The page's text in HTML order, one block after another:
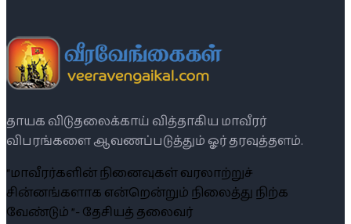
தாயக விடுதலைக்காய் வித்தாகிய மாவீரர்
விபரங்களை ஆவணப்படுத்தும் ஓர் தரவுத்தளம்.
“மாவீரர்களின் நினைவுகள் வரலாற்றுச்
சின்னங்களாக என்றென்றும் நிலைத்து நிற்க
வேண்டும் ”- தேசியத் தலைவர்